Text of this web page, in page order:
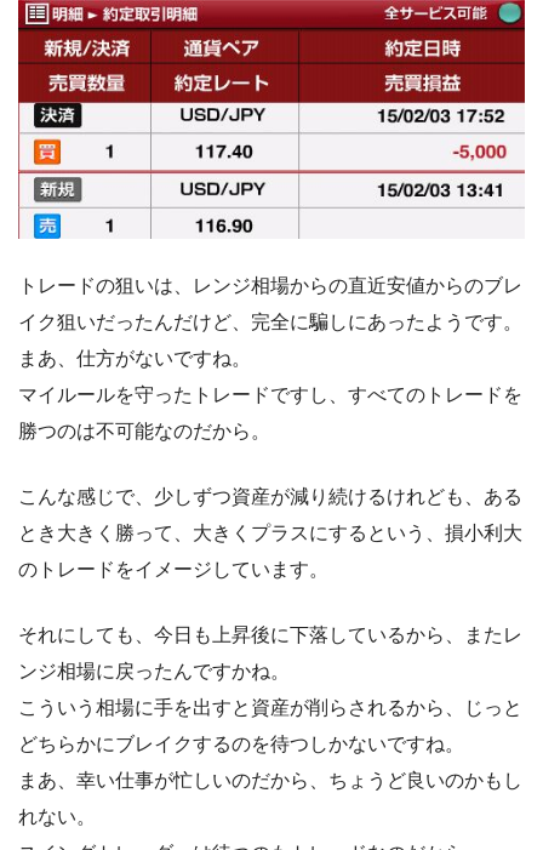
トレードの狙いは、レンジ相場からの直近安値からのブレ
イク狙いだったんだけど、完全に騙しにあったようです。
まあ、仕方がないですね。
マイルールを守ったトレードですし、すべてのトレードを
勝つのは不可能なのだから。
こんな感じで、少しずつ資産が減り続けるけれども、ある
とき大きく勝って、大きくプラスにするという、損小利大
のトレードをイメージしています。
それにしても、今日も上昇後に下落しているから、またレ
ンジ相場に戻ったんですかね。
こういう相場に手を出すと資産が削らされるから、じっと
どちらかにブレイクするのを待つしかないですね。
まあ、幸い仕事が忙しいのだから、ちょうど良いのかもし
れない。